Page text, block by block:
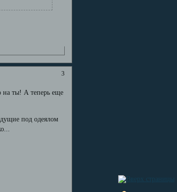
3
на ты! А теперь еще
под одеялом